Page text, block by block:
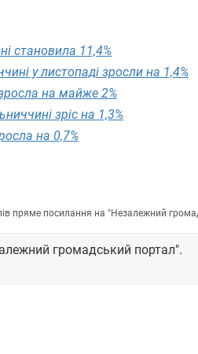
становила 11,4%
у листопаді зросли на 1,4%
на майже 2%
зріс на 1,3%
на 0,7%
пряме посилання на "Незалежний
громадський портал".